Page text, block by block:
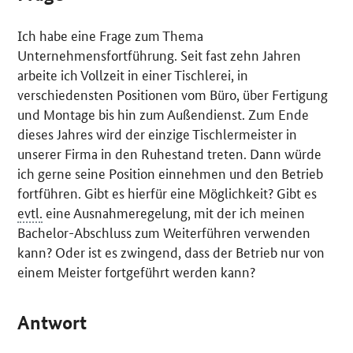
Ich habe eine Frage zum Thema
Unternehmensfortführung. Seit fast zehn Jahren
arbeite ich Vollzeit in einer Tischlerei, in
verschiedensten Positionen vom Büro, über Fertigung
und Montage bis hin zum Außendienst. Zum Ende
dieses Jahres wird der einzige Tischlermeister in
unserer Firma in den Ruhestand treten. Dann würde
ich gerne seine Position einnehmen und den Betrieb
fortführen. Gibt es hierfür eine Möglichkeit? Gibt es
evtl. eine Ausnahmeregelung, mit der ich meinen
Bachelor-Abschluss zum Weiterführen verwenden
kann? Oder ist es zwingend, dass der Betrieb nur von
einem Meister fortgeführt werden kann?
Antwort